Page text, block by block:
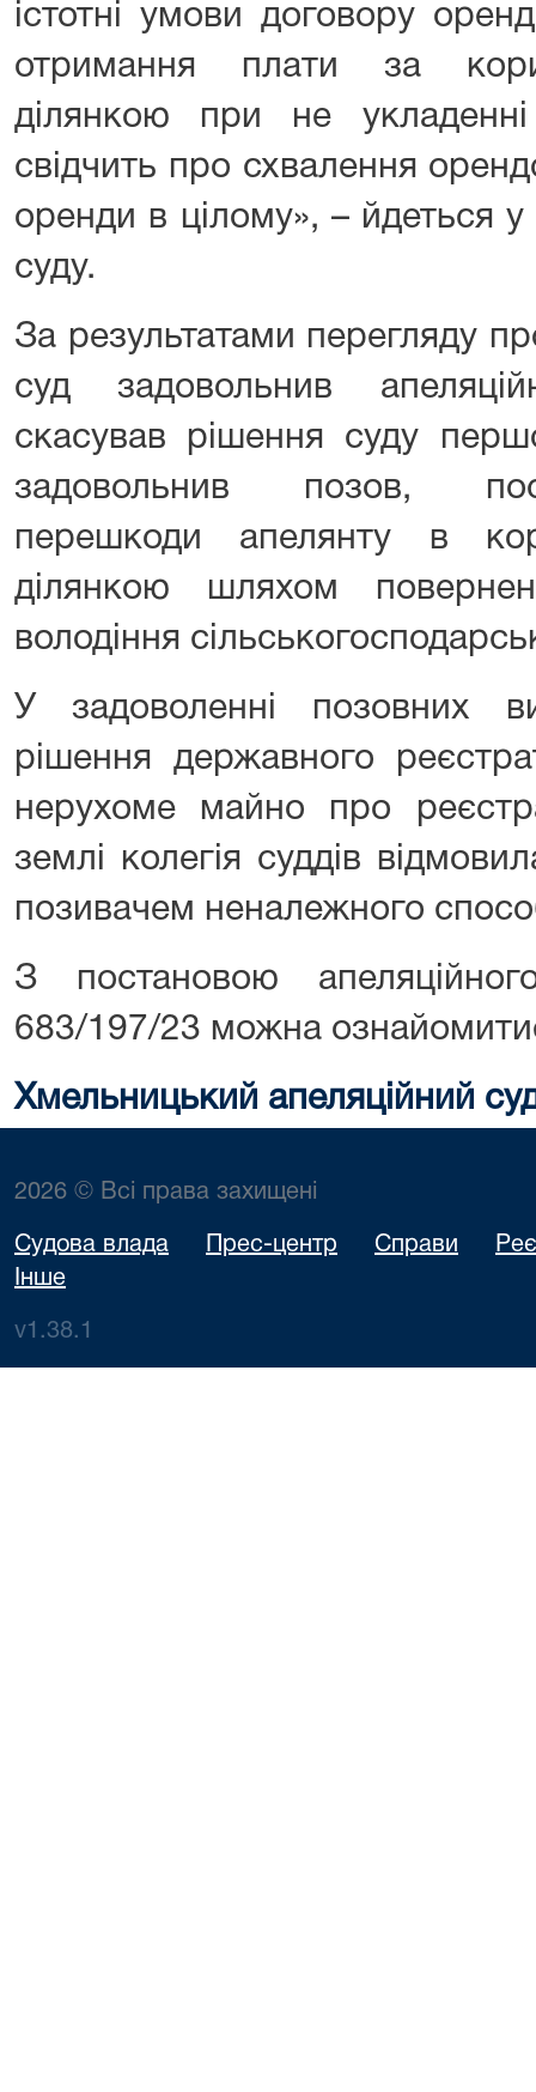
істотні умови договору
отримання плати за
ділянкою при не
свідчить про схвалення
оренди в цілому», – йдеться у
суду.
За результатами перегляду
суд задовольнив
скасував рішення суду
задовольнив позов,
перешкоди апелянту в
ділянкою шляхом
володіння
У задоволенні позовних
рішення державного
нерухоме майно про
землі колегія суддів
позивачем неналежного
З постановою
683/197/23 можна
Хмельницький апеляційний
2026 © Всі права захищені
Судова влада Прес-центр Справи
Інше
v1.38.1